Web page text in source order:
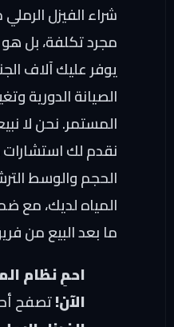
شراء الفيزل
مجرد تكلفة، بل
يوفر عليك آلاف
الصيانة الدورية
المستمر. نحن لا
نقدم لك
الحجم والوسط
المياه لديك،
ما بعد البيع من
احمِ نظام
الآن!تصفح